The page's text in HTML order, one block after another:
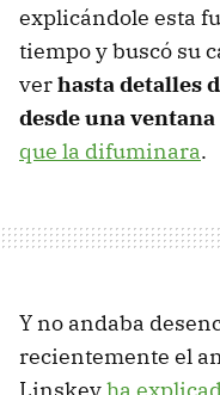
explicándole esta
tiempo y buscó su
verhasta detalles
desde una ventana
que la difuminara.
Y no andaba
recientemente el